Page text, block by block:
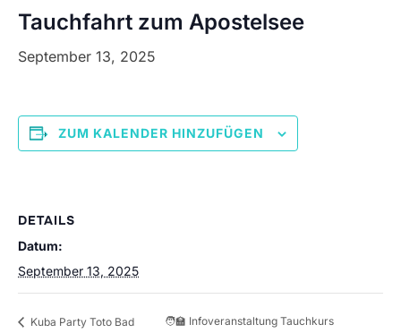
Tauchfahrt zum Apostelsee
September 13, 2025
ZUM KALENDER HINZUFÜGEN
DETAILS
Datum:
September 13, 2025
Kuba Party Toto Bad
🧑‍🏫 Infoveranstaltung Tauchkurs